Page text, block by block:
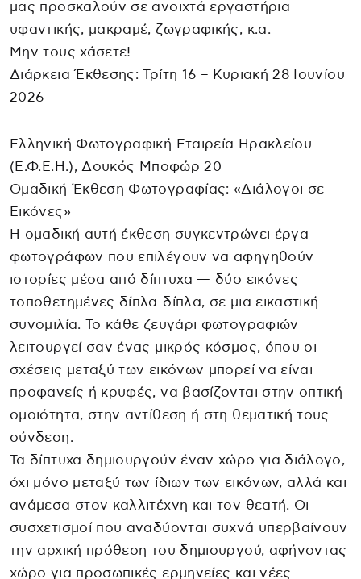
μας προσκαλούν σε ανοιχτά εργαστήρια
υφαντικής, μακραμέ, ζωγραφικής, κ.α.
Μην τους χάσετε!
Διάρκεια Έκθεσης: Τρίτη 16 – Κυριακή 28 Ιουνίου
2026
Ελληνική Φωτογραφική Εταιρεία Ηρακλείου
(Ε.Φ.Ε.Η.), Δουκός Μποφώρ 20
Ομαδική Έκθεση Φωτογραφίας: «Διάλογοι σε
Εικόνες»
Η ομαδική αυτή έκθεση συγκεντρώνει έργα
φωτογράφων που επιλέγουν να αφηγηθούν
ιστορίες μέσα από δίπτυχα — δύο εικόνες
τοποθετημένες δίπλα-δίπλα, σε μια εικαστική
συνομιλία. Το κάθε ζευγάρι φωτογραφιών
λειτουργεί σαν ένας μικρός κόσμος, όπου οι
σχέσεις μεταξύ των εικόνων μπορεί να είναι
προφανείς ή κρυφές, να βασίζονται στην οπτική
ομοιότητα, στην αντίθεση ή στη θεματική τους
σύνδεση.
Τα δίπτυχα δημιουργούν έναν χώρο για διάλογο,
όχι μόνο μεταξύ των ίδιων των εικόνων, αλλά και
ανάμεσα στον καλλιτέχνη και τον θεατή. Οι
συσχετισμοί που αναδύονται συχνά υπερβαίνουν
την αρχική πρόθεση του δημιουργού, αφήνοντας
χώρο για προσωπικές ερμηνείες και νέες